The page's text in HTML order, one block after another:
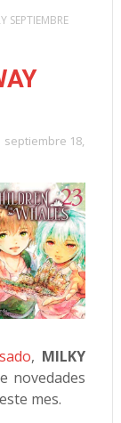
SEPTIEMBRE
septiembre 18,
, MILKY
novedades
mes.